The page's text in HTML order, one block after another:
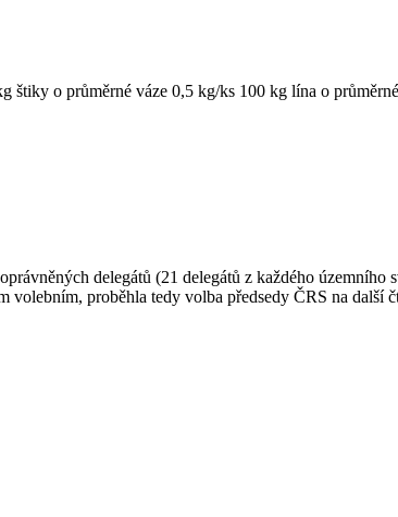
o průměrné váze 0,5 kg/ks 100 kg lína o
delegátů (21 delegátů z každého územního
proběhla tedy volba předsedy ČRS na další